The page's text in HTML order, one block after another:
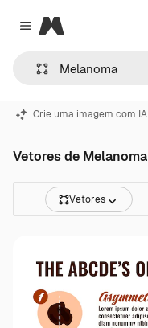
Close menu
Magnific
Crie uma imagem com IA
Vetores de Melanoma
Vetores